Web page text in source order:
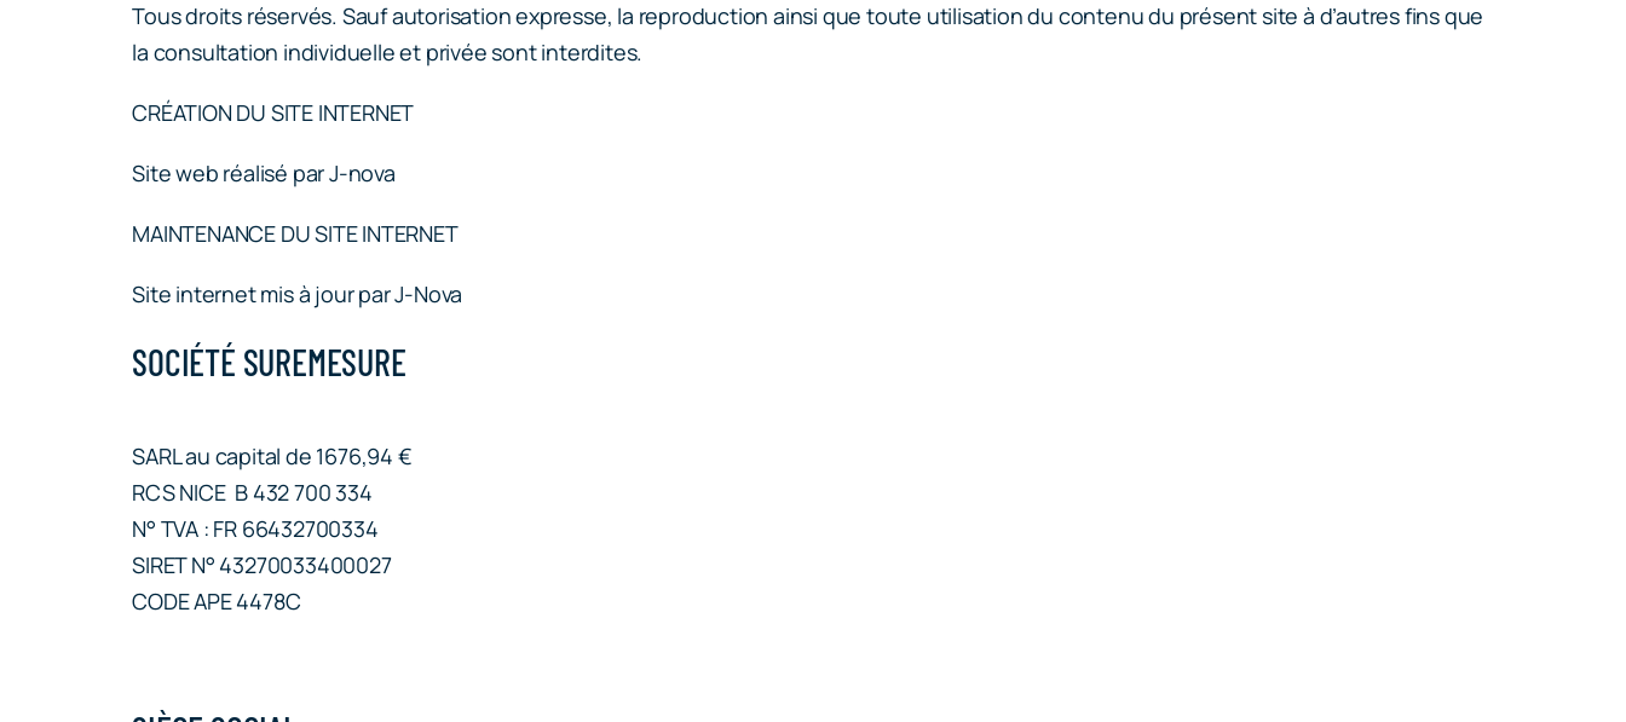
Tous droits réservés. Sauf autorisation expresse, la reproduction ainsi que toute utilisation du contenu du présent site à d’autres fins que
la consultation individuelle et privée sont interdites.
CRÉATION DU SITE INTERNET
Site web réalisé par J-nova
MAINTENANCE DU SITE INTERNET
Site internet mis à jour par J-Nova
SOCIÉTÉ SUREMESURE
SARL au capital de 1676,94 €
RCS NICE B 432 700 334
N° TVA : FR 66432700334
SIRET N° 43270033400027
CODE APE 4478C